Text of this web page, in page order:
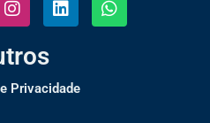
Privacidade